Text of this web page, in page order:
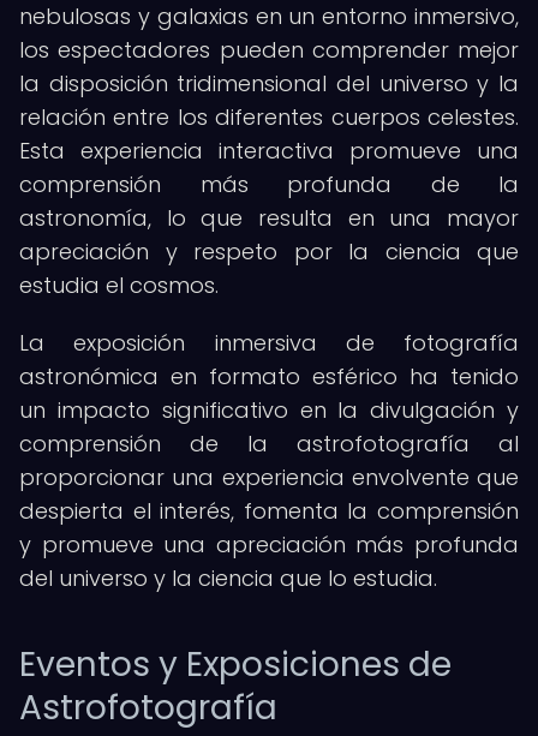
nebulosas y galaxias en un entorno inmersivo,
los espectadores pueden comprender mejor
la disposición tridimensional del universo y la
relación entre los diferentes cuerpos celestes.
Esta experiencia interactiva promueve una
comprensión más profunda de la
astronomía, lo que resulta en una mayor
apreciación y respeto por la ciencia que
estudia el cosmos.
La exposición inmersiva de fotografía
astronómica en formato esférico ha tenido
un impacto significativo en la divulgación y
comprensión de la astrofotografía al
proporcionar una experiencia envolvente que
despierta el interés, fomenta la comprensión
y promueve una apreciación más profunda
del universo y la ciencia que lo estudia.
Eventos y Exposiciones de
Astrofotografía